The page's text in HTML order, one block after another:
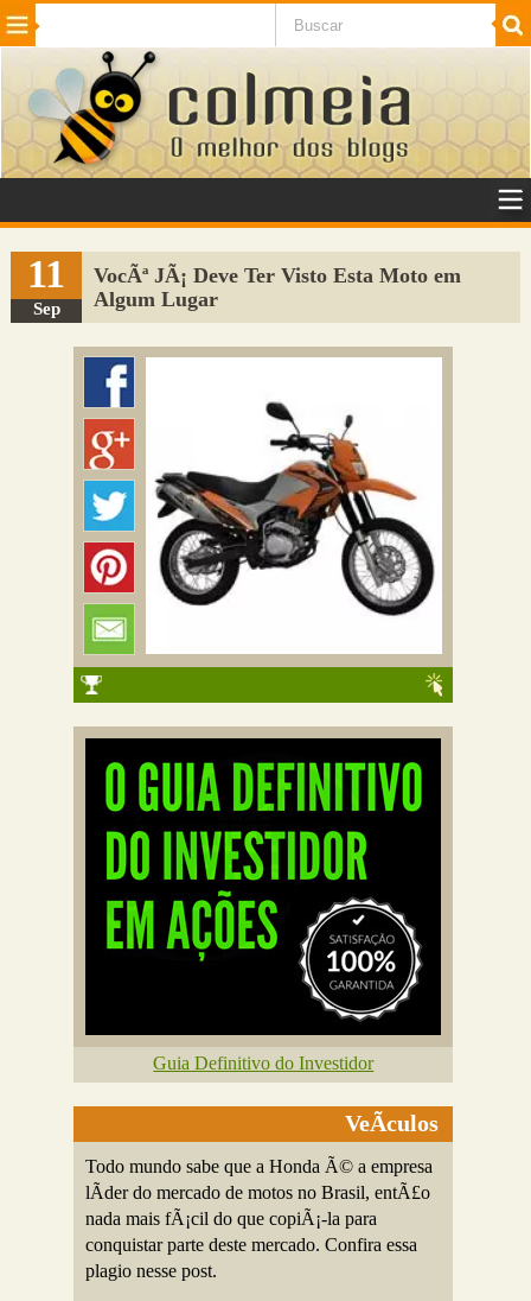
Beleza Cinema e TV
Internet Jogos NotÃ­cias SaÃºde
VeÃ­culos Adulto
Sugerir Link
Adicionar Blog
Colmeia Exchange
11
Sep
VocÃª JÃ¡ Deve Ter Visto Esta Moto em
Algum Lugar
Guia Definitivo do Investidor
VeÃ­culos
Todo mundo sabe que a Honda Ã© a empresa
lÃ­der do mercado de motos no Brasil, entÃ£o
nada mais fÃ¡cil do que copiÃ¡-la para
conquistar parte deste mercado. Confira essa
plagio nesse post.